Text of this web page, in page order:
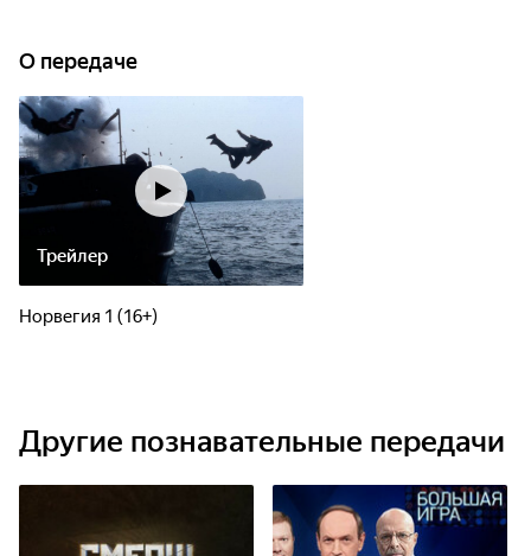
О передаче
Трейлер
Норвегия 1 (16+)
Другие познавательные передачи